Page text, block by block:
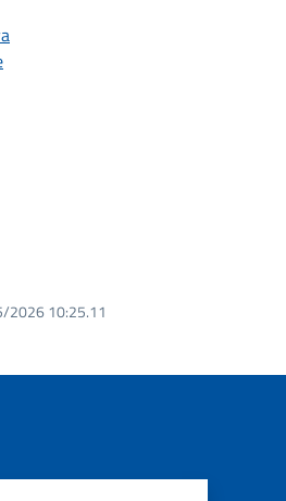
2026 10:25.11